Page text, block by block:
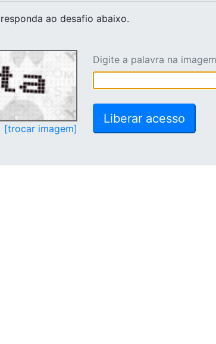
ao desafio abaixo.
[trocar imagem]
Digite a palavra na